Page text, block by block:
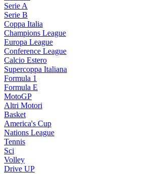
Serie A
Serie B
Coppa Italia
Champions League
Europa League
Conference League
Calcio Estero
Supercoppa Italiana
Formula 1
Formula E
MotoGP
Altri Motori
Basket
America's Cup
Nations League
Tennis
Sci
Volley
Drive UP